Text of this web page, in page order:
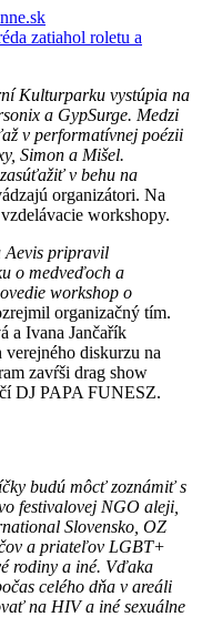
zatiahol roletu a
Kulturparku vystúpia na
a GypSurge. Medzi
v performatívnej poézii
Simon a Mišel.
v behu na
organizátori. Na
workshopy.
Aevis pripravil
o medveďoch a
workshop o
organizačný tím.
a Ivana Jančařík
diskurzu na
zavŕši drag show
DJ PAPA FUNESZ.
budú môcť zoznámiť s
festivalovej NGO aleji,
Slovensko, OZ
a priateľov LGBT+
rodiny a iné. Vďaka
celého dňa v areáli
na HIV a iné sexuálne